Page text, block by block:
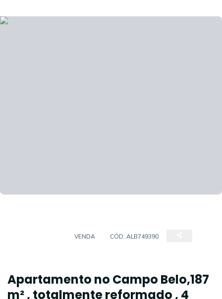
VENDA CÓD: ALB749390
Apartamento no Campo Belo,187
m² , totalmente reformado , 4